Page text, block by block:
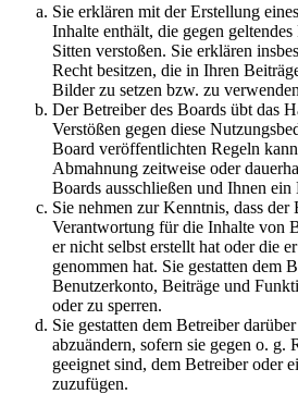
Sie erklären mit der Erstellung
Inhalte enthält, die gegen
Sitten verstoßen. Sie erklären
Recht besitzen, die in Ihren
Bilder zu setzen bzw. zu
Der Betreiber des Boards übt das
Verstößen gegen diese
Board veröffentlichten Regeln
Abmahnung zeitweise oder
Boards ausschließen und Ihnen ein
Sie nehmen zur Kenntnis, dass der
Verantwortung für die Inhalte von
er nicht selbst erstellt hat oder die
genommen hat. Sie gestatten dem
Benutzerkonto, Beiträge und
oder zu sperren.
Sie gestatten dem Betreiber
abzuändern, sofern sie gegen o. g.
geeignet sind, dem Betreiber oder
zuzufügen.